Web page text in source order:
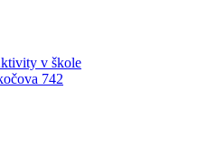
v škole
742